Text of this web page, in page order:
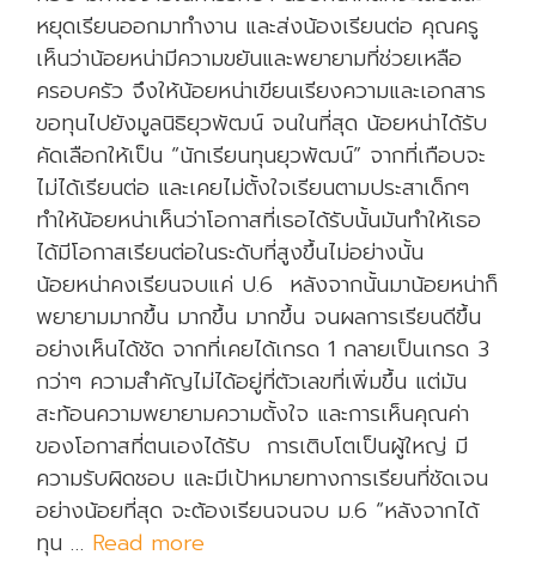
หยุดเรียนออกมาทำงาน และส่งน้องเรียนต่อ คุณครู
เห็นว่าน้อยหน่ามีความขยันและพยายามที่ช่วยเหลือ
ครอบครัว จึงให้น้อยหน่าเขียนเรียงความและเอกสาร
ขอทุนไปยังมูลนิธิยุวพัฒน์ จนในที่สุด น้อยหน่าได้รับ
คัดเลือกให้เป็น “นักเรียนทุนยุวพัฒน์” จากที่เกือบจะ
ไม่ได้เรียนต่อ และเคยไม่ตั้งใจเรียนตามประสาเด็กๆ
ทำให้น้อยหน่าเห็นว่าโอกาสที่เธอได้รับนั้นมันทำให้เธอ
ได้มีโอกาสเรียนต่อในระดับที่สูงขึ้นไม่อย่างนั้น
น้อยหน่าคงเรียนจบแค่ ป.6 หลังจากนั้นมาน้อยหน่าก็
พยายามมากขึ้น มากขึ้น มากขึ้น จนผลการเรียนดีขึ้น
อย่างเห็นได้ชัด จากที่เคยได้เกรด 1 กลายเป็นเกรด 3
กว่าๆ ความสำคัญไม่ได้อยู่ที่ตัวเลขที่เพิ่มขึ้น แต่มัน
สะท้อนความพยายามความตั้งใจ และการเห็นคุณค่า
ของโอกาสที่ตนเองได้รับ การเติบโตเป็นผู้ใหญ่ มี
ความรับผิดชอบ และมีเป้าหมายทางการเรียนที่ชัดเจน
อย่างน้อยที่สุด จะต้องเรียนจนจบ ม.6 “หลังจากได้
ทุน … Read more